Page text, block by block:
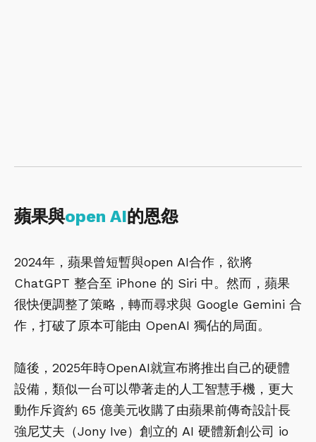
蘋果與open AI的恩怨
2024年，蘋果曾短暫與open AI合作，欲將
ChatGPT 整合至 iPhone 的 Siri 中。然而，蘋果
很快便調整了策略，轉而尋求與 Google Gemini 合
作，打破了原本可能由 OpenAI 獨佔的局面。
隨後，2025年時OpenAI就宣布將推出自己的硬體
設備，類似一台可以帶著走的人工智慧手機，更大
動作斥資約 65 億美元收購了由蘋果前傳奇設計長
強尼艾夫（Jony Ive）創立的 AI 硬體新創公司 io